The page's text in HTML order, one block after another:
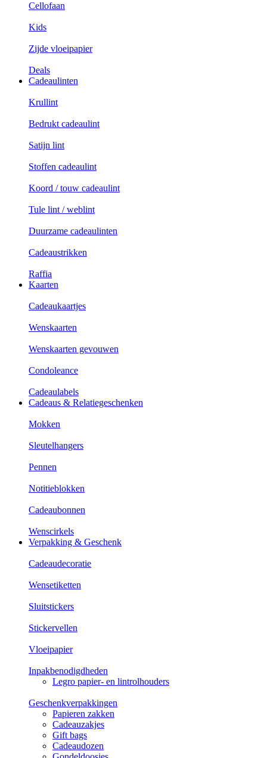
Cellofaan
Kids
Zijde vloeipapier
Deals
Cadeaulinten
Krullint
Bedrukt cadeaulint
Satijn lint
Stoffen cadeaulint
Koord / touw cadeaulint
Tule lint / weblint
Duurzame cadeaulinten
Cadeaustrikken
Raffia
Kaarten
Cadeaukaartjes
Wenskaarten
Wenskaarten gevouwen
Condoleance
Cadeaulabels
Cadeaus & Relatiegeschenken
Mokken
Sleutelhangers
Pennen
Notitieblokken
Cadeaubonnen
Wenscirkels
Verpakking & Geschenk
Cadeaudecoratie
Wensetiketten
Sluitstickers
Stickervellen
Vloeipapier
Inpakbenodigdheden
Legro papier- en lintrolhouders
Geschenkverpakkingen
Papieren zakken
Cadeauzakjes
Gift bags
Cadeaudozen